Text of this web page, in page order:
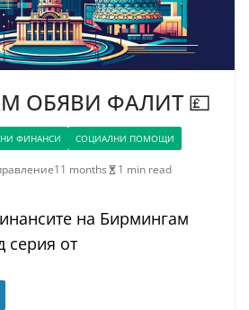
ОБЯВИ ФАЛИТ 💷
ФИНАНСИ СОЦИАЛНИ ПОМОЩИ
11 months
1 min read
нa Биpмингaм
cepия oт